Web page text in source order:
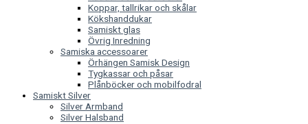
Koppar, tallrikar och skålar
Kökshanddukar
Samiskt glas
Övrig Inredning
Samiska accessoarer
Örhängen Samisk Design
Tygkassar och påsar
Plånböcker och mobilfodral
Samiskt Silver
Silver Armband
Silver Halsband